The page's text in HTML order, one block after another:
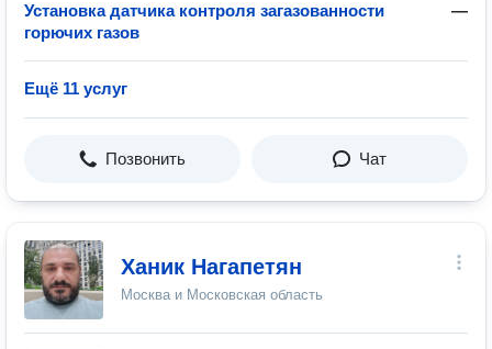
Установка датчика контроля загазованности
горючих газов
—
Ещё 11 услуг
Позвонить Чат
Ханик Нагапетян
Москва и Московская область